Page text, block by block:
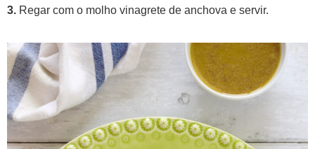
3. Regar com o molho vinagrete de anchova e servir.